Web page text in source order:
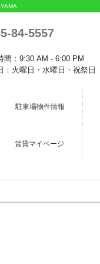
84-5557
間：9:30 AM - 6:00 PM
：火曜日・水曜日・祝祭日
駐車場物件情報
賃貸マイページ